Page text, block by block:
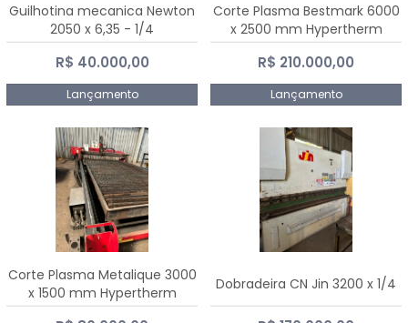
Guilhotina mecanica Newton
2050 x 6,35 - 1/4
R$ 40.000,00
Lançamento
Corte Plasma Bestmark 6000
x 2500 mm Hypertherm
MaxPro 200
R$ 210.000,00
Lançamento
Corte Plasma Metalique 3000
x 1500 mm Hypertherm
Powermax 45 xp
Dobradeira CN Jin 3200 x 1/4